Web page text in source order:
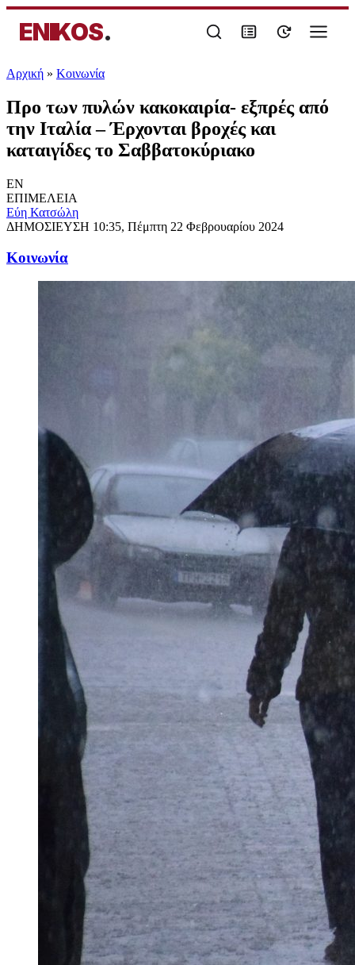
ENIKOS.
Αρχική » Κοινωνία
Προ των πυλών κακοκαιρία- εξπρές από
την Ιταλία – Έρχονται βροχές και
καταιγίδες το Σαββατοκύριακο
EN
ΕΠΙΜΕΛΕΙΑ
Εύη Κατσώλη
ΔΗΜΟΣΙΕΥΣΗ 10:35, Πέμπτη 22 Φεβρουαρίου 2024
Κοινωνία